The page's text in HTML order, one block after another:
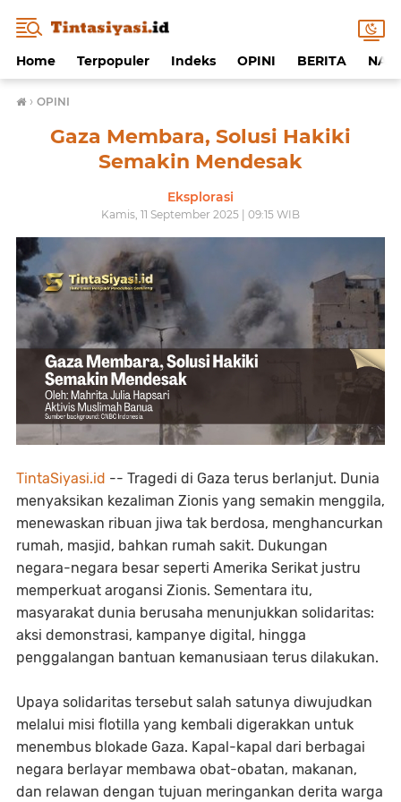
Home Terpopuler Indeks OPINI BERITA
› OPINI
Gaza Membara, Solusi Hakiki
Semakin Mendesak
Eksplorasi
Kamis, 11 September 2025 | 09:15 WIB
TintaSiyasi.id -- Tragedi di Gaza terus berlanjut. Dunia
menyaksikan kezaliman Zionis yang semakin menggila,
menewaskan ribuan jiwa tak berdosa, menghancurkan
rumah, masjid, bahkan rumah sakit. Dukungan
negara-negara besar seperti Amerika Serikat justru
memperkuat arogansi Zionis. Sementara itu,
masyarakat dunia berusaha menunjukkan solidaritas:
aksi demonstrasi, kampanye digital, hingga
penggalangan bantuan kemanusiaan terus dilakukan.
Upaya solidaritas tersebut salah satunya diwujudkan
melalui misi flotilla yang kembali digerakkan untuk
menembus blokade Gaza. Kapal-kapal dari berbagai
negara berlayar membawa obat-obatan, makanan,
dan relawan dengan tujuan meringankan derita warga